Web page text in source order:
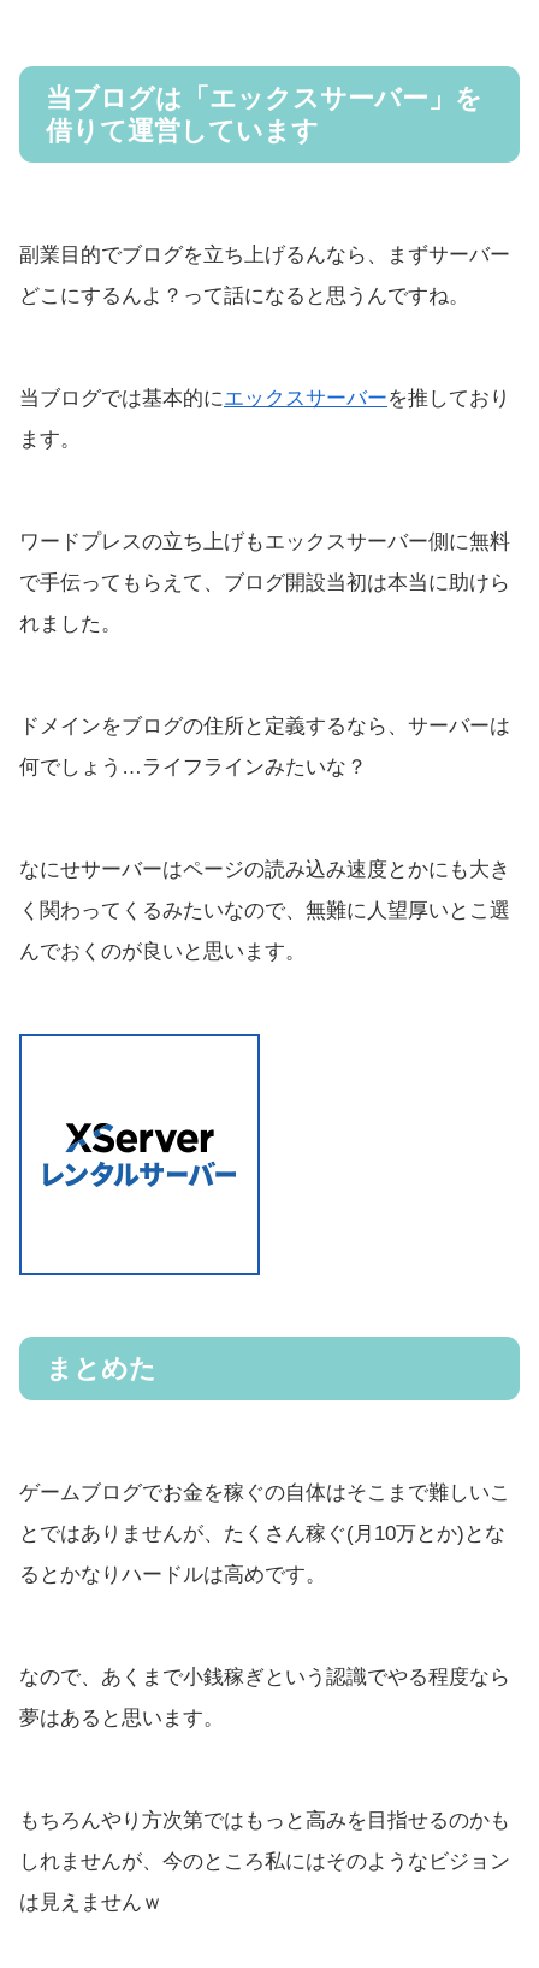
当ブログは「エックスサーバー」を
借りて運営しています
副業目的でブログを立ち上げるんなら、まずサーバー
どこにするんよ？って話になると思うんですね。
当ブログでは基本的にエックスサーバーを推しており
ます。
ワードプレスの立ち上げもエックスサーバー側に無料
で手伝ってもらえて、ブログ開設当初は本当に助けら
れました。
ドメインをブログの住所と定義するなら、サーバーは
何でしょう…ライフラインみたいな？
なにせサーバーはページの読み込み速度とかにも大き
く関わってくるみたいなので、無難に人望厚いとこ選
んでおくのが良いと思います。
まとめた
ゲームブログでお金を稼ぐの自体はそこまで難しいこ
とではありませんが、たくさん稼ぐ(月10万とか)とな
るとかなりハードルは高めです。
なので、あくまで小銭稼ぎという認識でやる程度なら
夢はあると思います。
もちろんやり方次第ではもっと高みを目指せるのかも
しれませんが、今のところ私にはそのようなビジョン
は見えませんｗ